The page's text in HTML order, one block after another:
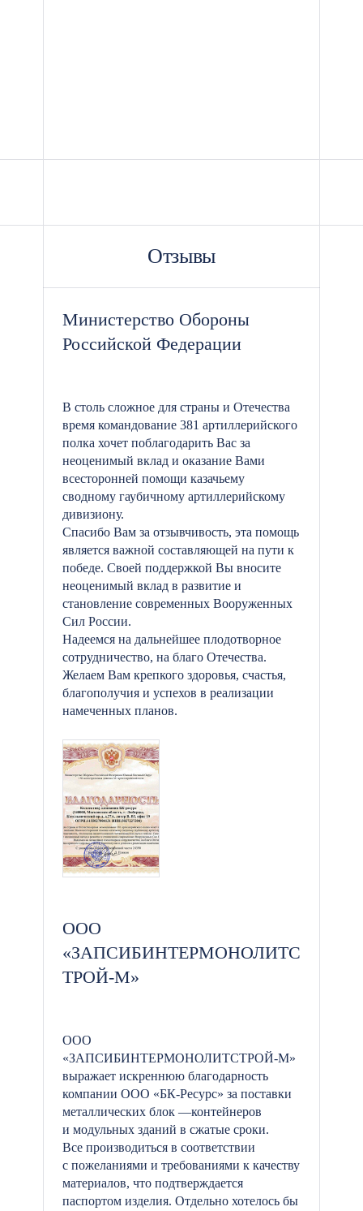
Отзывы
Министерство Обороны
Российской Федерации
В столь сложное для страны и Отечества
время командование 381 артиллерийского
полка хочет поблагодарить Вас за
неоценимый вклад и оказание Вами
всесторонней помощи казачьему
сводному гаубичному артиллерийскому
дивизиону.
Спасибо Вам за отзывчивость, эта помощь
является важной составляющей на пути к
победе. Своей поддержкой Вы вносите
неоценимый вклад в развитие и
становление современных Вооруженных
Сил России.
Надеемся на дальнейшее плодотворное
сотрудничество, на благо Отечества.
Желаем Вам крепкого здоровья, счастья,
благополучия и успехов в реализации
намеченных планов.
ООО
«ЗАПСИБИНТЕРМОНОЛИТС
ТРОЙ-М»
ООО
«ЗАПСИБИНТЕРМОНОЛИТСТРОЙ-М»
выражает искреннюю благодарность
компании ООО «БК-Ресурс» за поставки
металлических блок —контейнеров
и модульных зданий в сжатые сроки.
Все производиться в соответствии
с пожеланиями и требованиями к качеству
материалов, что подтверждается
паспортом изделия. Отдельно хотелось бы